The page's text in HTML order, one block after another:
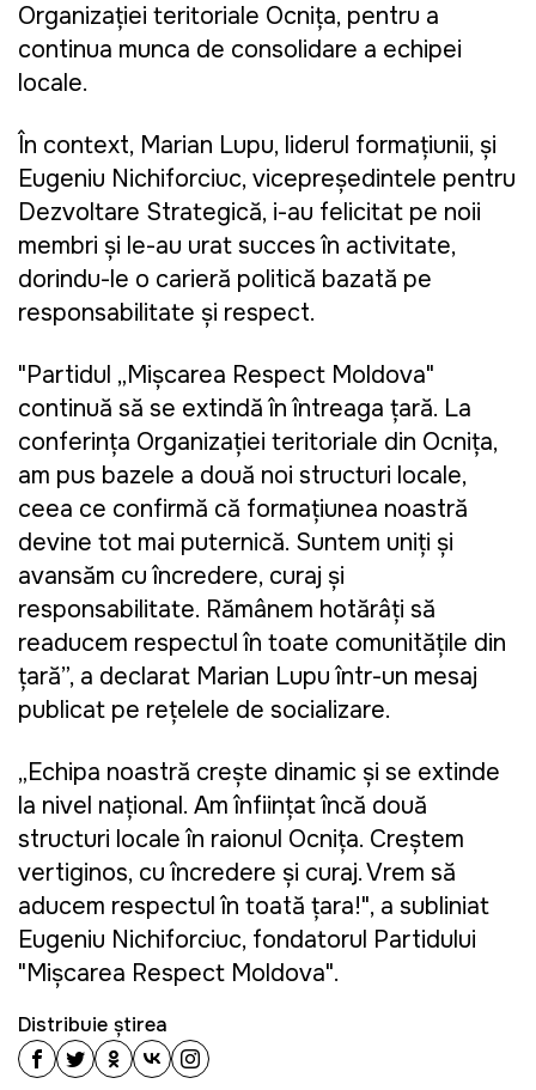
Organizației teritoriale Ocnița, pentru a
continua munca de consolidare a echipei
locale.
În context, Marian Lupu, liderul formațiunii, și
Eugeniu Nichiforciuc, vicepreședintele pentru
Dezvoltare Strategică, i-au felicitat pe noii
membri și le-au urat succes în activitate,
dorindu-le o carieră politică bazată pe
responsabilitate și respect.
"Partidul „Mișcarea Respect Moldova"
continuă să se extindă în întreaga țară. La
conferința Organizației teritoriale din Ocnița,
am pus bazele a două noi structuri locale,
ceea ce confirmă că formațiunea noastră
devine tot mai puternică. Suntem uniți și
avansăm cu încredere, curaj și
responsabilitate. Rămânem hotărâți să
readucem respectul în toate comunitățile din
țară”, a declarat Marian Lupu într-un mesaj
publicat pe rețelele de socializare.
„Echipa noastră crește dinamic și se extinde
la nivel național. Am înființat încă două
structuri locale în raionul Ocnița. Creștem
vertiginos, cu încredere și curaj. Vrem să
aducem respectul în toată țara!", a subliniat
Eugeniu Nichiforciuc, fondatorul Partidului
"Mișcarea Respect Moldova".
Distribuie știrea